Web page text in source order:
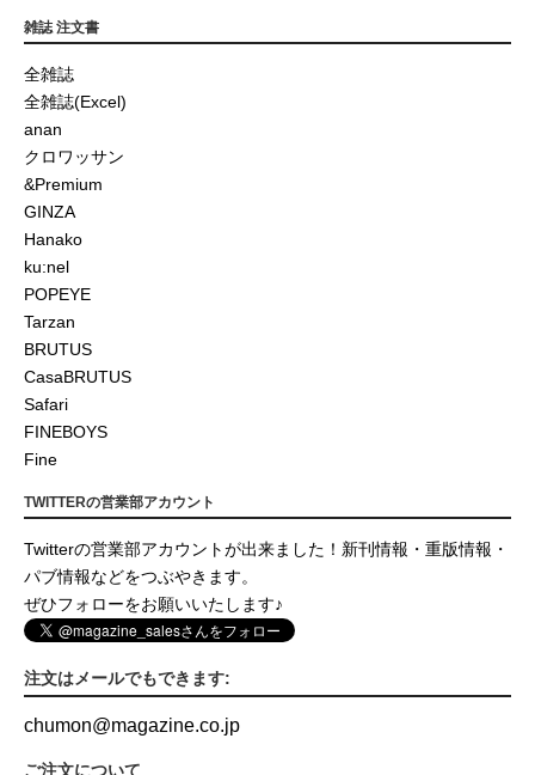
雑誌 注文書
全雑誌
全雑誌(Excel)
anan
クロワッサン
&Premium
GINZA
Hanako
ku:nel
POPEYE
Tarzan
BRUTUS
CasaBRUTUS
Safari
FINEBOYS
Fine
TWITTERの営業部アカウント
Twitterの営業部アカウントが出来ました！新刊情報・重版情報・
パブ情報などをつぶやきます。
ぜひフォローをお願いいたします♪
注文はメールでもできます:
chumon@magazine.co.jp
ご注文について